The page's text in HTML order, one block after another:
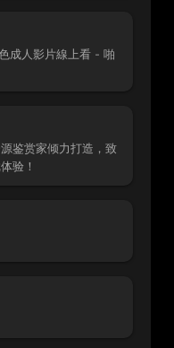
成人影片線上看 - 啪
鉴赏家倾力打造，致
验！